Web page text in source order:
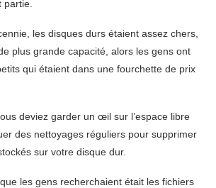
partie.
les disques durs étaient assez chers,
plus grande capacité, alors les gens ont
qui étaient dans une fourchette de prix
deviez garder un œil sur l’espace libre
des nettoyages réguliers pour supprimer
sur votre disque dur.
les gens recherchaient était les fichiers